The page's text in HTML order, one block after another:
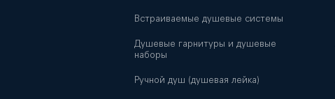
Встраиваемые душевые системы
Душевые гарнитуры и душевые
наборы
Ручной душ (душевая лейка)